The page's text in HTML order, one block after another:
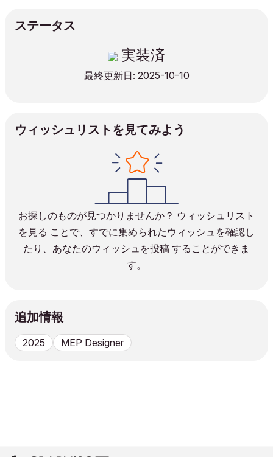
ステータス
実装済
最終更新日: 2025-10-10
ウィッシュリストを見てみよう
お探しのものが見つかりませんか？ ウィッシュリスト
を見る ことで、すでに集められたウィッシュを確認し
たり、 あなたのウィッシュを投稿 することができま
す。
追加情報
2025 MEP Designer